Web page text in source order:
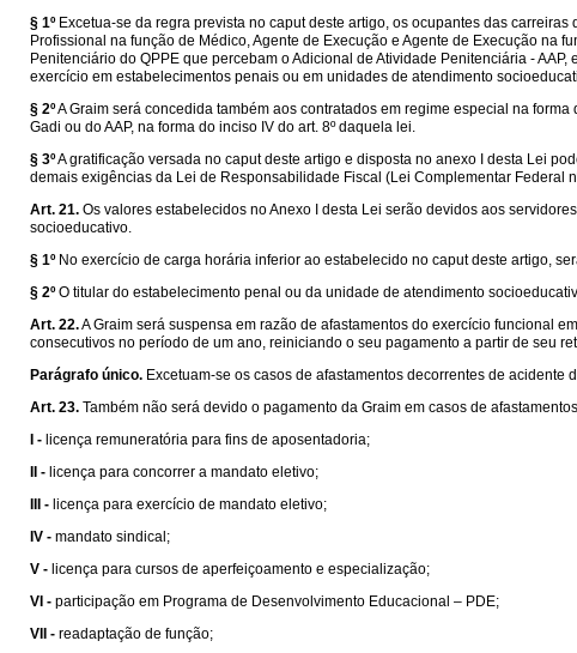
§ 1º Excetua-se da regra prevista no caput deste artigo, os ocupantes das
Profissional na função de Médico, Agente de Execução e Agente de Execução na
Penitenciário do QPPE que percebam o Adicional de Atividade Penitenciária -
exercício em estabelecimentos penais ou em unidades de atendimento
§ 2ºA Graim será concedida também aos contratados em regime especial na
Gadi ou do AAP, na forma do inciso IV do art. 8º daquela lei.
§ 3ºA gratificação versada no caput deste artigo e disposta no anexo I desta Lei
demais exigências da Lei de Responsabilidade Fiscal (Lei Complementar Federal
Art. 21. Os valores estabelecidos no Anexo I desta Lei serão devidos aos
socioeducativo.
§ 1º No exercício de carga horária inferior ao estabelecido no caput deste artigo,
§ 2º O titular do estabelecimento penal ou da unidade de atendimento
Art. 22.A Graim será suspensa em razão de afastamentos do exercício funcional
consecutivos no período de um ano, reiniciando o seu pagamento a partir de seu
Parágrafo único. Excetuam-se os casos de afastamentos decorrentes de acidente
Art. 23. Também não será devido o pagamento da Graim em casos de
I - licença remuneratória para fins de aposentadoria;
II - licença para concorrer a mandato eletivo;
III - licença para exercício de mandato eletivo;
IV - mandato sindical;
V - licença para cursos de aperfeiçoamento e especialização;
VI - participação em Programa de Desenvolvimento Educacional – PDE;
VII - readaptação de função;